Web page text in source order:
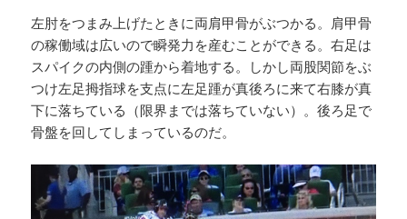
左肘をつまみ上げたときに両肩甲骨がぶつかる。肩甲骨
の稼働域は広いので瞬発力を産むことができる。右足は
スパイクの内側の踵から着地する。しかし両股関節をぶ
つけ左足拇指球を支点に左足踵が真後ろに来て右膝が真
下に落ちている（限界までは落ちていない）。後ろ足で
骨盤を回してしまっているのだ。